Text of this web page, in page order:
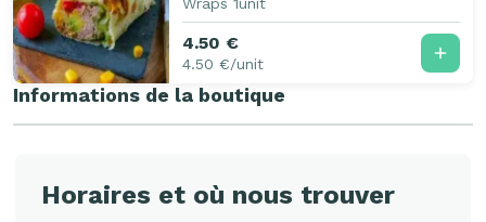
4.50 €
4.50 €/unit
Informations de la boutique
Horaires et où nous trouver